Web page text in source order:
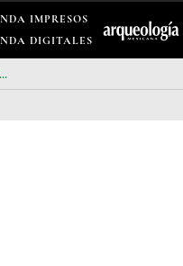
IMPRESOS
DIGITALES